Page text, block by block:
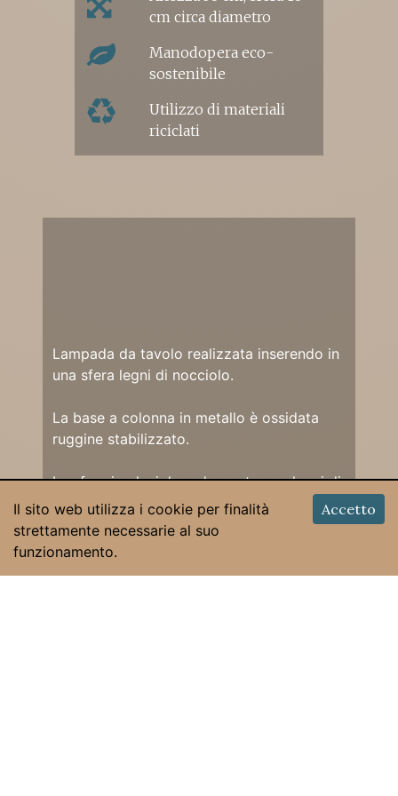
cm circa diametro
Manodopera eco-
sostenibile
Utilizzo di materiali
riciclati
Lampada da tavolo realizzata inserendo in
una sfera legni di nocciolo.
La base a colonna in metallo è ossidata
ruggine stabilizzato.
La sfera in plexiglass decorata con legni di
varie dimensioni in cui è stata applicato la
Il sito web utilizza i cookie per finalità
strettamente necessarie al suo
funzionamento.
Accetto